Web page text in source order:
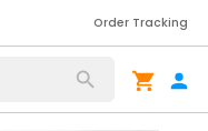
Order Tracking